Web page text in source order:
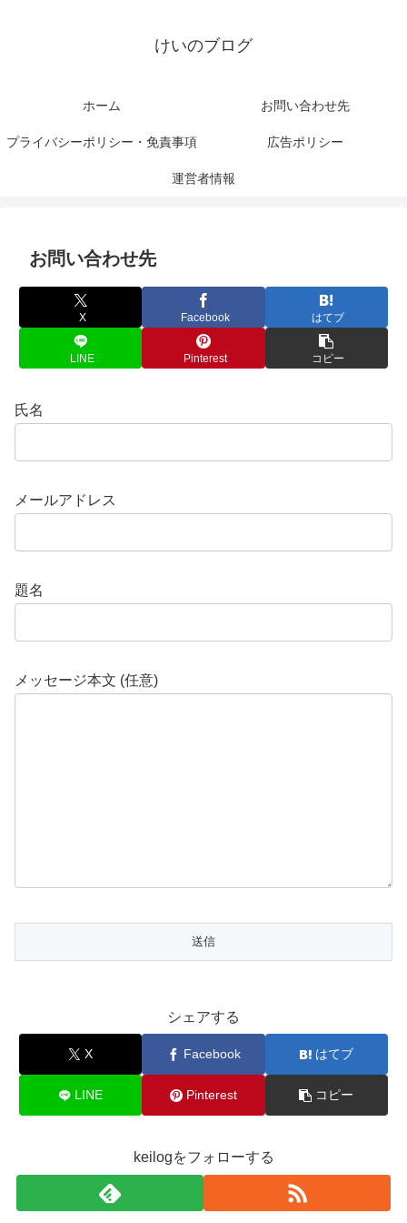
けいのブログ
ホーム お問い合わせ先
プライバシーポリシー・免責事項 広告ポリシー
運営者情報
お問い合わせ先
X Facebook はてブ
LINE Pinterest コピー
氏名
メールアドレス
題名
メッセージ本文 (任意)
シェアする
X Facebook はてブ
LINE Pinterest コピー
keilogをフォローする